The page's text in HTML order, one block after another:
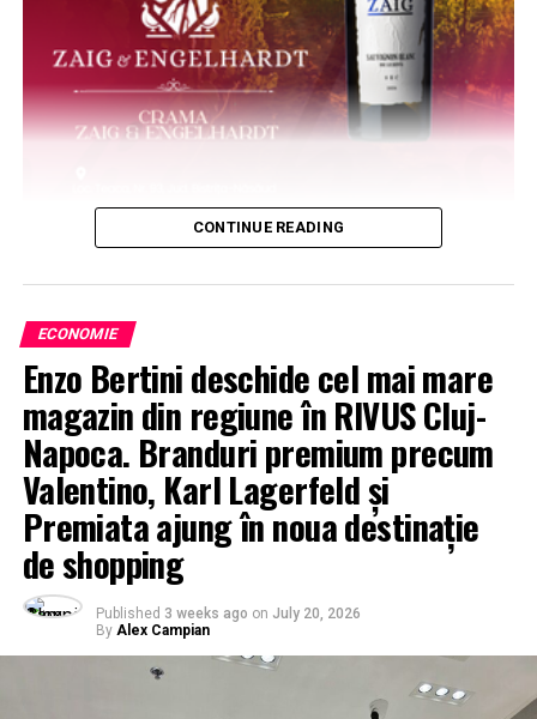
CONTINUE READING
ECONOMIE
Enzo Bertini deschide cel mai mare
magazin din regiune în RIVUS Cluj-
Napoca. Branduri premium precum
Valentino, Karl Lagerfeld și
Premiata ajung în noua destinație
de shopping
Published 3 weeks ago on July 20, 2026
By Alex Campian